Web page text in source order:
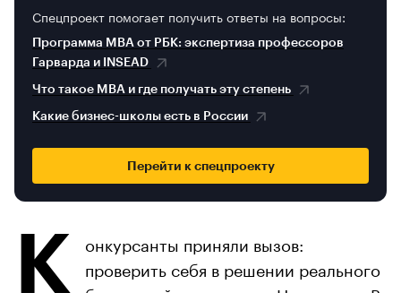
Спецпроект помогает получить ответы на вопросы:
Программа MBA от РБК: экспертиза профессоров
Гарварда и INSEAD
Что такое MBA и где получать эту степень
Какие бизнес-школы есть в России
Перейти к спецпроекту
К
онкурсанты приняли вызов:
проверить себя в решении реального